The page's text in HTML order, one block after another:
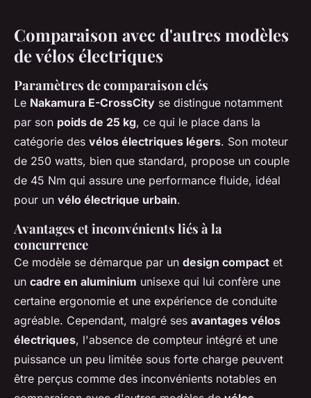
Comparaison avec d'autres modèles
de vélos électriques
Paramètres de comparaison clés
Le Nakamura E-CrossCity se distingue notamment
par son poids de 25 kg, ce qui le place dans la
catégorie des vélos électriques légers. Son moteur
de 250 watts, bien que standard, propose un couple
de 45 Nm qui assure une performance fluide, idéal
pour un vélo électrique urbain.
Avantages et inconvénients liés à la
concurrence
Ce modèle se démarque par un design compact et
un cadre en aluminium unisexe qui lui confère une
certaine ergonomie et une expérience de conduite
agréable. Cependant, malgré ses avantages vélos
électriques, l'absence de compteur intégré et une
puissance un peu limitée sous forte charge peuvent
être perçus comme des inconvénients notables en